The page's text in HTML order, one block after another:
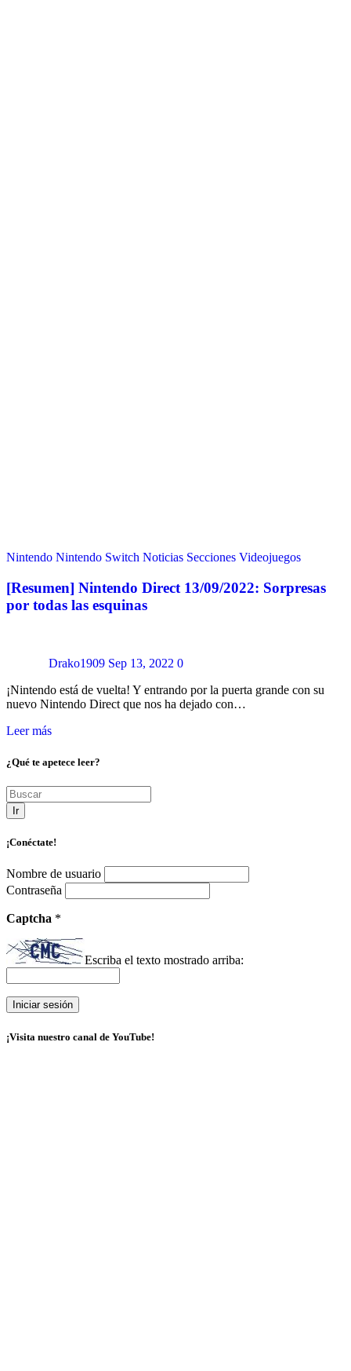
Nintendo Nintendo Switch Noticias Secciones Videojuegos
[Resumen] Nintendo Direct 13/09/2022: Sorpresas
por todas las esquinas
Drako1909 Sep 13, 2022 0
¡Nintendo está de vuelta! Y entrando por la puerta grande con su
nuevo Nintendo Direct que nos ha dejado con…
Leer más
¿Qué te apetece leer?
Ir
¡Conéctate!
Nombre de usuario
Contraseña
Captcha *
Escriba el texto mostrado arriba:
¡Visita nuestro canal de YouTube!